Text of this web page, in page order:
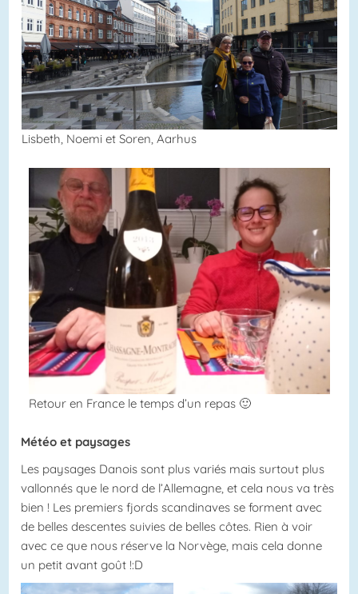
Lisbeth, Noemi et Soren, Aarhus
Retour en France le temps d’un repas 🙂
Météo et paysages
Les paysages Danois sont plus variés mais surtout plus
vallonnés que le nord de l’Allemagne, et cela nous va très
bien ! Les premiers fjords scandinaves se forment avec
de belles descentes suivies de belles côtes. Rien à voir
avec ce que nous réserve la Norvège, mais cela donne
un petit avant goût !:D